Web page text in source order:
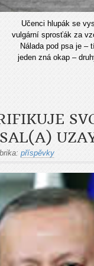
Učenci hlupák se
vulgární sprosťák za
Nálada pod psa je –
jeden zná okap –
příspěvky